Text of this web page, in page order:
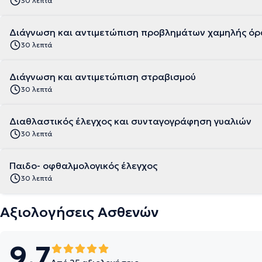
Διάγνωση και αντιμετώπιση προβλημάτων χαμηλής
30 λεπτά
Διάγνωση και αντιμετώπιση στραβισμού
30 λεπτά
Διαθλαστικός έλεγχος και συνταγογράφηση γυαλιών
30 λεπτά
Παιδο- οφθαλμολογικός έλεγχος
30 λεπτά
Αξιολογήσεις Ασθενών